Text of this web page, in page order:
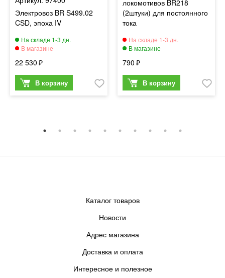
Электровоз BR S499.02
CSD, эпоха IV
22 530
локомотивов BR218
(2штуки) для постоянного
тока
790
Каталог товаров
Новости
Адрес магазина
Доставка и оплата
Интересное и полезное